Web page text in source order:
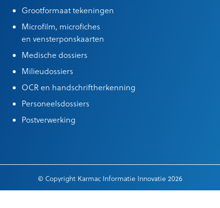
Grootformaat tekeningen
Microfilm, microfiches
en vensterponskaarten
Medische dossiers
Milieudossiers
OCR en handschriftherkenning
Personeelsdossiers
Postverwerking
© Copyright Karmac Informatie Innovatie 2026